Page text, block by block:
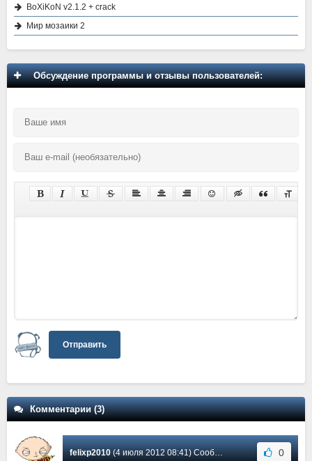
BoXiKoN v2.1.2 + crack
Мир мозаики 2
Обсуждение программы и отзывы пользователей:
Отправить
Комментарии (3)
felixp2010(4 июля 2012 08:41) Сообщение #3 0